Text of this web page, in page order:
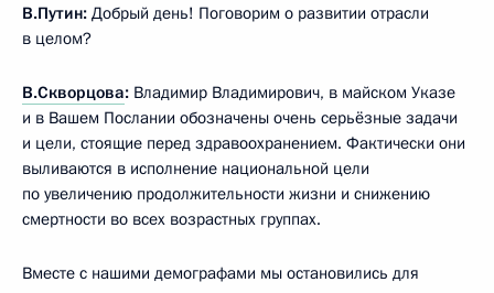
В.Путин: Добрый день! Поговорим о развитии отрасли
в целом?
В.Скворцова: Владимир Владимирович, в майском Указе
и в Вашем Послании обозначены очень серьёзные задачи
и цели, стоящие перед здравоохранением. Фактически они
выливаются в исполнение национальной цели
по увеличению продолжительности жизни и снижению
смертности во всех возрастных группах.
Вместе с нашими демографами мы остановились для